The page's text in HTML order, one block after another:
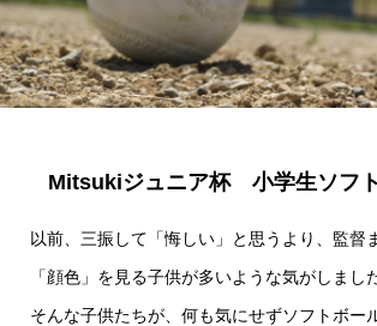
Mitsukiジュニア杯 小学生ソフ
以前、三振して「悔しい」と思うより、監督
「顔色」を見る子供が多いような気がしまし
そんな子供たちが、何も気にせずソフトボー